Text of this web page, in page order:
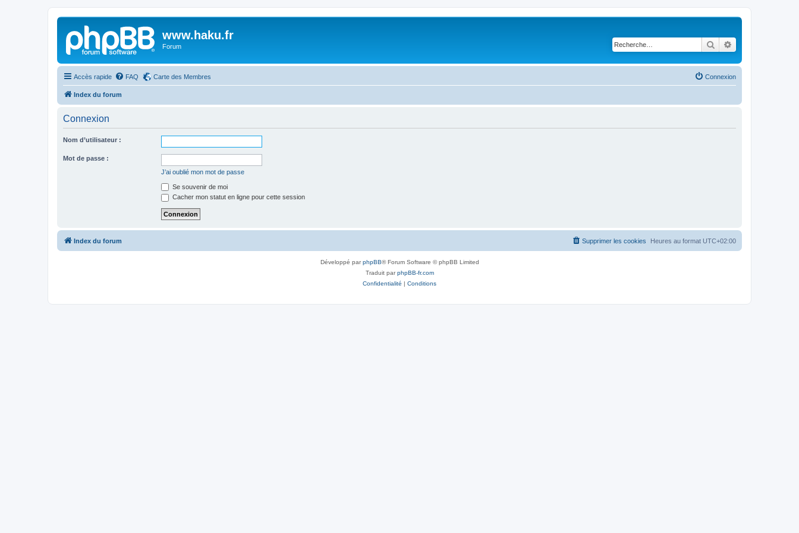
www.haku.fr
Forum Rechercher
Accès rapide FAQ Carte des Membres Connexion
Index du forum
Connexion
Nom d’utilisateur :
Mot de passe :
J’ai oublié mon mot de passe
Se souvenir de moi
Cacher mon statut en ligne pour cette session
Index du forum Heures au format UTC+02:00
Supprimer les cookies
Développé parphpBB® Forum Software © phpBB Limited
Traduit parphpBB-fr.com
Confidentialité | Conditions